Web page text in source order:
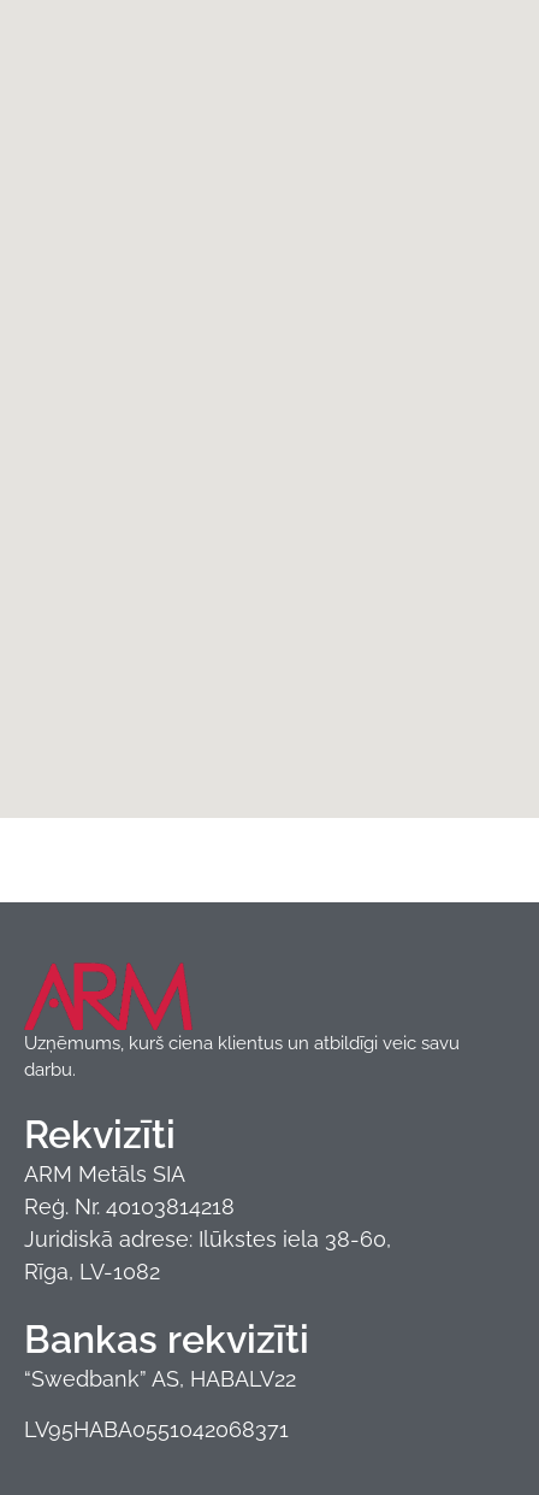
Uzņēmums, kurš ciena klientus un atbildīgi veic savu
darbu.
Rekvizīti
ARM Metāls SIA
Reģ. Nr. 40103814218
Juridiskā adrese: Ilūkstes iela 38-60,
Rīga, LV-1082
Bankas rekvizīti
“Swedbank” AS, HABALV22
LV95HABA0551042068371